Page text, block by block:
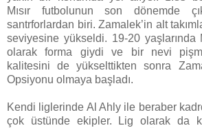
Mısır futbolunun son dönemde
santrforlardan biri. Zamalek’in alt
seviyesine yükseldi. 19-20 yaşlarında
olarak forma giydi ve bir nevi
kalitesini de yükselttikten sonra
Opsiyonu olmaya başladı.
Kendi liglerinde Al Ahly ile beraber
çok üstünde ekipler. Lig olarak da